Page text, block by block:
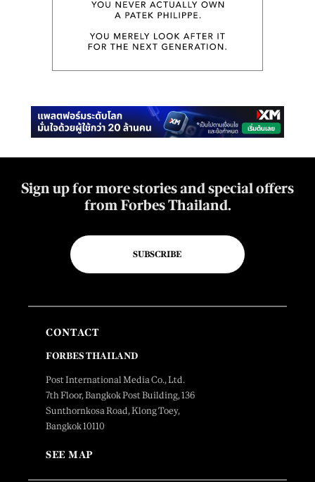
Sign up for more stories and special offers
from Forbes Thailand.
SUBSCRIBE
CONTACT
FORBES THAILAND
Post International Media Co., Ltd.
7th Floor, Bangkok Post Building, 136
Sunthornkosa Road, Klong Toey,
Bangkok 10110
SEE MAP